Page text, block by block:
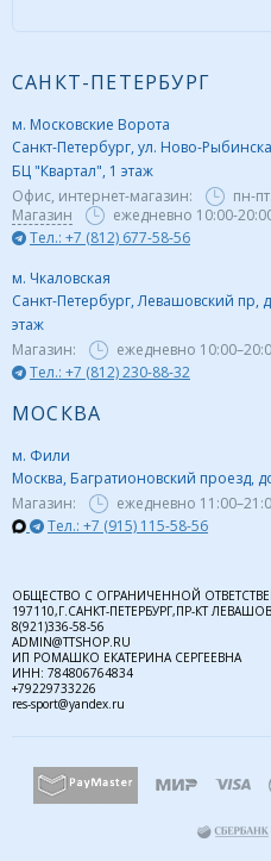
САНКТ-ПЕТЕРБУРГ
м. Московские Ворота
Санкт-Петербург, ул. Ново-
БЦ "Квартал", 1 этаж
Офис, интернет-магазин:
пн-пт:
Магазин
ежедневно 10:00-
Тел.: +7 (812) 677-58-56
м. Чкаловская
Санкт-Петербург, Левашовский пр,
этаж
Магазин:
ежедневно
Тел.: +7 (812) 230-88-32
МОСКВА
м. Фили
Москва, Багратионовский проезд,
Магазин:
ежедневно
Тел.: +7 (915) 115-58-56
ОБЩЕСТВО С ОГРАНИЧЕННОЙ
197110,Г.САНКТ-ПЕТЕРБУРГ,ПР-КТ
8(921)336-58-56
ADMIN@TTSHOP.RU
ИП РОМАШКО ЕКАТЕРИНА СЕРГЕЕВНА
ИНН: 784806764834
+79229733226
res-sport@yandex.ru